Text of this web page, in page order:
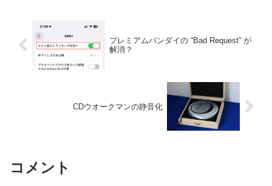
プレミアムバンダイの “Bad Request” が
解消？
CDウオークマンの静音化
コメント